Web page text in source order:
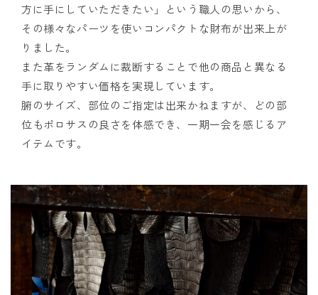
方に手にしていただきたい」という職人の思いから、
その様々なパーツを使いコンパクトな財布が出来上が
りました。
また革をランダムに裁断することで他の商品と異なる
手に取りやすい価格を実現しています。
腑のサイズ、部位のご指定は出来かねますが、どの部
位もポロサスの良さを体感でき、一期一会を感じるア
イテムです。